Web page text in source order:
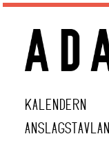
KALENDERN
ANSLAGSTAVLAN